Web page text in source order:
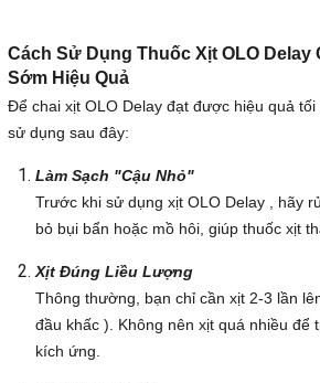
Cách Sử Dụng Thuốc Xịt OLO Delay
Sớm Hiệu Quả
Để chai xịt OLO Delay đạt được hiệu quả
sử dụng sau đây:
Làm Sạch "Cậu Nhỏ"
Trước khi sử dụng xịt OLO Delay , hãy
bỏ bụi bẩn hoặc mồ hôi, giúp thuốc xịt
Xịt Đúng Liều Lượng
Thông thường, bạn chỉ cần xịt 2-3 lần
đầu khấc ). Không nên xịt quá nhiều để
kích ứng.